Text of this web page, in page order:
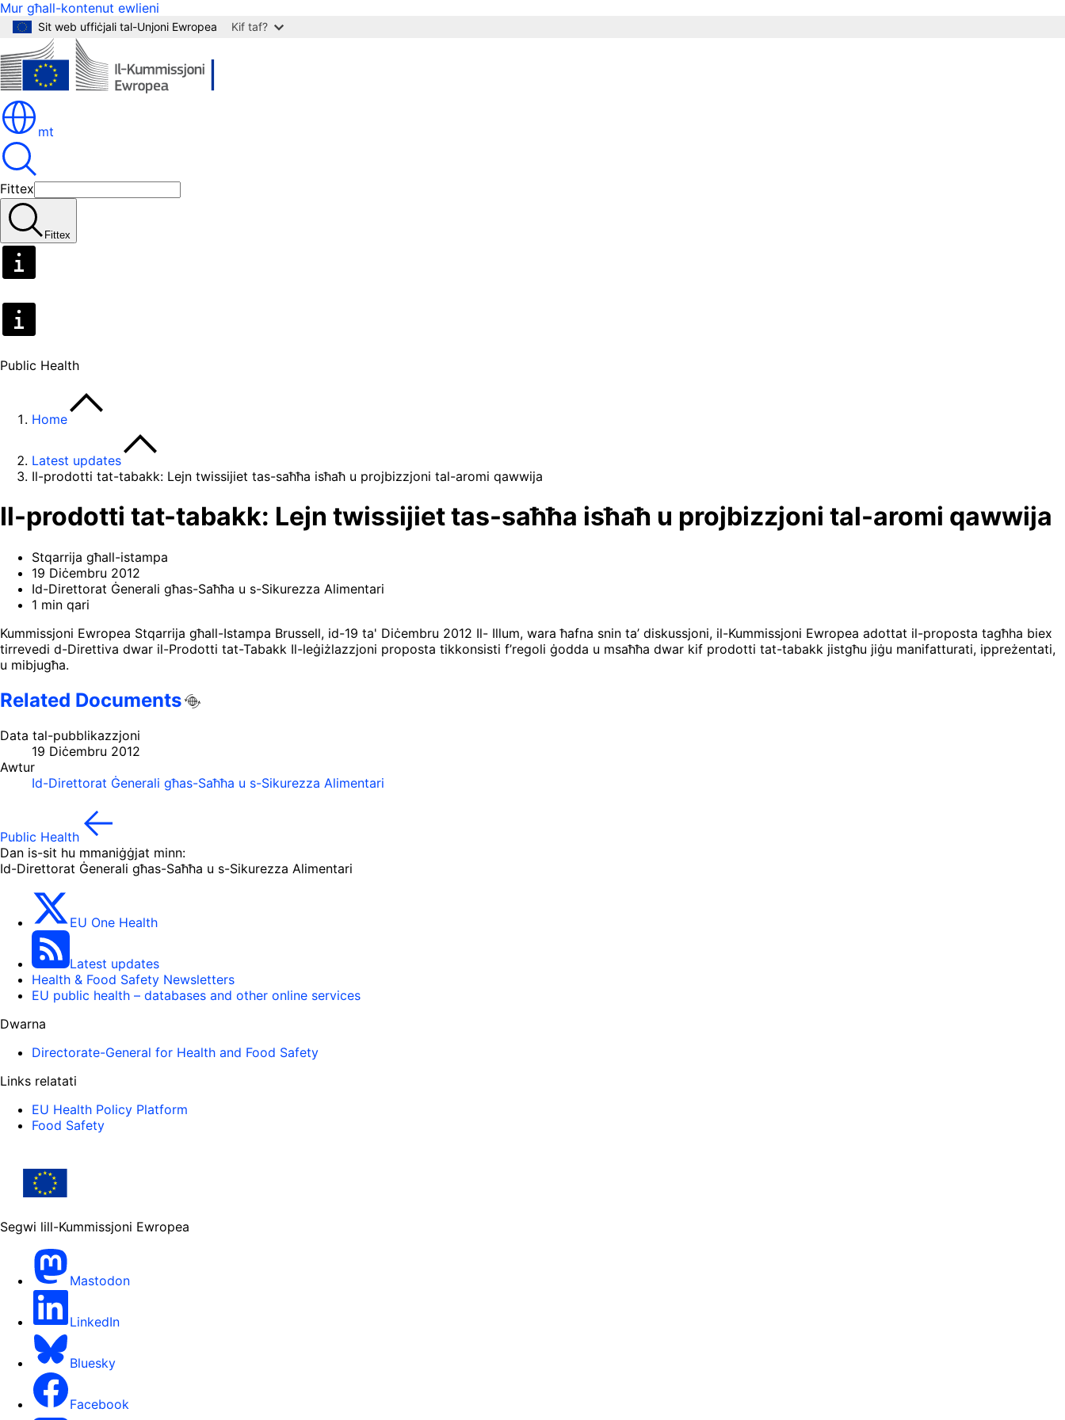
Mur għall-kontenut ewlieni
Sit web uffiċjali tal-Unjoni Ewropea Kif taf?
mt
Fittex
Fittex
Public Health
Home
Latest updates
Il-prodotti tat-tabakk: Lejn twissijiet tas-saħħa isħaħ u projbizzjoni tal-aromi qawwija
Il-prodotti tat-tabakk: Lejn twissijiet tas-saħħa isħaħ u projbizzjoni tal-aromi qawwija
Stqarrija għall-istampa
19 Diċembru 2012
Id-Direttorat Ġenerali għas-Saħħa u s-Sikurezza Alimentari
1 min qari
Kummissjoni Ewropea Stqarrija għall-Istampa Brussell, id-19 ta' Diċembru 2012 Il- Illum, wara ħafna snin ta’ diskussjoni, il-Kummissjoni Ewropea adottat il-proposta tagħha biex
tirrevedi d-Direttiva dwar il-Prodotti tat-Tabakk Il-leġiżlazzjoni proposta tikkonsisti f’regoli ġodda u msaħħa dwar kif prodotti tat-tabakk jistgħu jiġu manifatturati, ippreżentati,
u mibjugħa.
Related Documents
Data tal-pubblikazzjoni
19 Diċembru 2012
Awtur
Id-Direttorat Ġenerali għas-Saħħa u s-Sikurezza Alimentari
Public Health
Dan is-sit hu mmaniġġjat minn:
Id-Direttorat Ġenerali għas-Saħħa u s-Sikurezza Alimentari
EU One Health
Latest updates
Health & Food Safety Newsletters
EU public health – databases and other online services
Dwarna
Directorate-General for Health and Food Safety
Links relatati
EU Health Policy Platform
Food Safety
Segwi lill-Kummissjoni Ewropea
Mastodon
LinkedIn
Bluesky
Facebook